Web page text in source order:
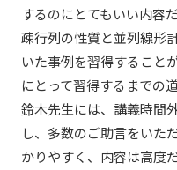
するのにとてもいい内容
疎行列の性質と並列線形
いた事例を習得すること
にとって習得するまでの
鈴木先生には、講義時間
し、多数のご助言をいた
かりやすく、内容は高度